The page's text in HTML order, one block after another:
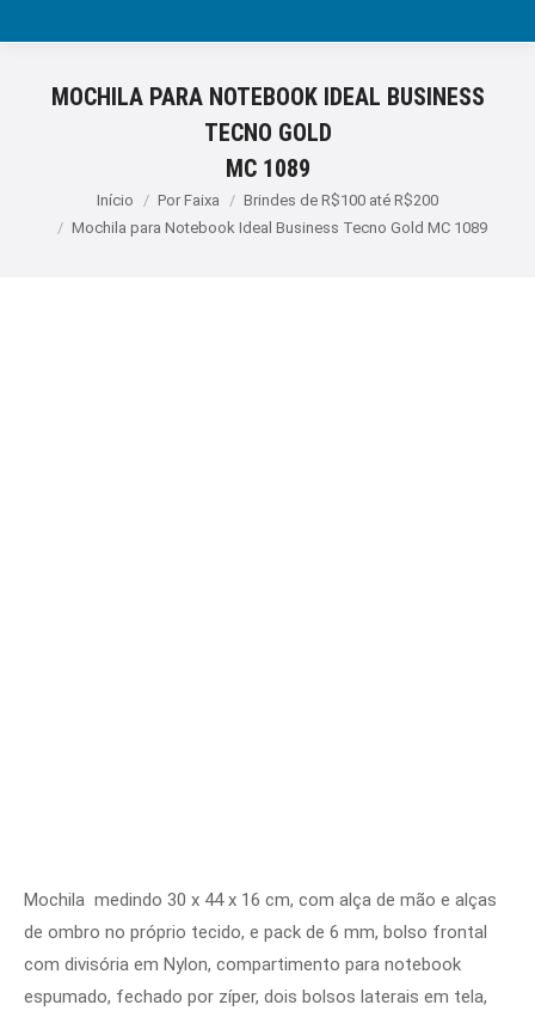
MOCHILA PARA NOTEBOOK IDEAL BUSINESS
TECNO GOLD
MC 1089
Você está aqui:
Início Por Faixa
Brindes de R$100 até R$200
Mochila para Notebook Ideal Business Tecno Gold MC 1089
Mochila medindo 30 x 44 x 16 cm, com alça de mão e alças
de ombro no próprio tecido, e pack de 6 mm, bolso frontal
com divisória em Nylon, compartimento para notebook
espumado, fechado por zíper, dois bolsos laterais em tela,